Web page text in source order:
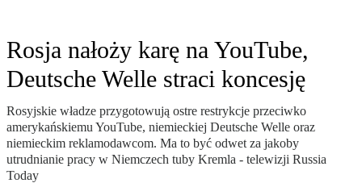
Rosja nałoży karę na YouTube,
Deutsche Welle straci koncesję
Rosyjskie władze przygotowują ostre restrykcje przeciwko
amerykańskiemu YouTube, niemieckiej Deutsche Welle oraz
niemieckim reklamodawcom. Ma to być odwet za jakoby
utrudnianie pracy w Niemczech tuby Kremla - telewizji Russia
Today